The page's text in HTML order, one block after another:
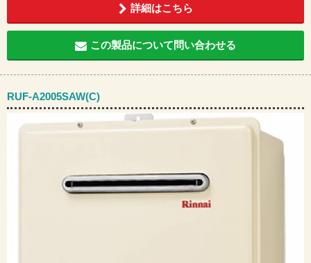
詳細はこちら
この製品について問い合わせる
RUF-A2005SAW(C)